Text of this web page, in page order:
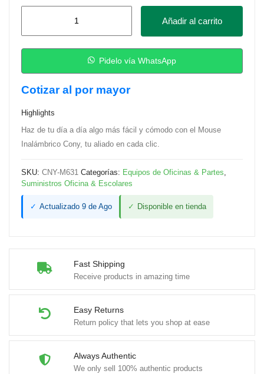
Fast Shipping
Receive products in amazing time
Easy Returns
Return policy that lets you shop at ease
Always Authentic
We only sell 100% authentic products
Añadir al carrito
Pidelo vía WhatsApp
Cotizar al por mayor
Highlights
Haz de tu día a día algo más fácil y cómodo con el Mouse
Inalámbrico Cony, tu aliado en cada clic.
SKU: CNY-M631 Categorías: Equipos de Oficinas & Partes
Suministros Oficina & Escolares
✓ Actualizado 9 de Ago ✓ Disponible en tienda